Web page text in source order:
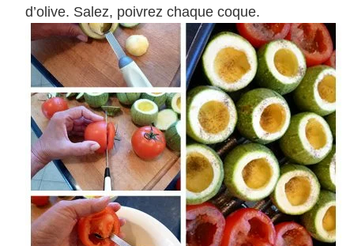
d’olive. Salez, poivrez chaque coque.